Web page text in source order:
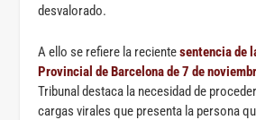
desvalorado.
A ello se refiere la recientesentencia de
Provincial de Barcelona de 7 de
Tribunal destaca la necesidad de
cargas virales que presenta la persona